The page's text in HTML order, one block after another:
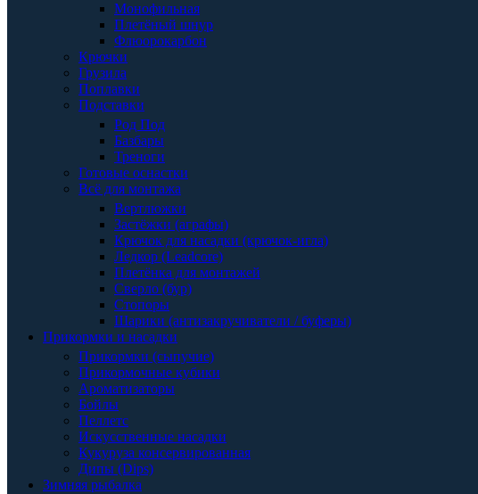
Монофильная
Плетёный шнур
Флюорокарбон
Крючки
Грузила
Поплавки
Подставки
Род Под
Базбары
Треноги
Готовые оснастки
Всё для монтажа
Вертлюжки
Застёжки (аграфы)
Крючок для насадки (крючок-игла)
Ледкор (Leadcore)
Плетёнка для монтажей
Сверло (бур)
Стопоры
Шарики (антизакручиватели / буферы)
Прикормки и насадки
Прикормки (сыпучие)
Прикормочные кубики
Ароматизаторы
Бойлы
Пеллетс
Искусственные насадки
Кукуруза консервированная
Дипы (Dips)
Зимняя рыбалка